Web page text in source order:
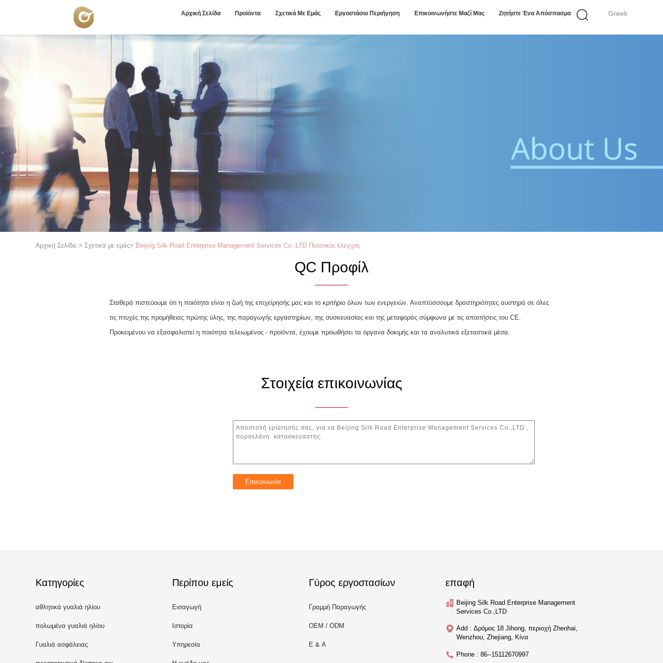
Greek
Αρχική Σελίδα Προϊόντα Σχετικά Με Εμάς Εργοστάσιο Περιήγηση Επικοινωνήστε Μαζί Μας Ζητήστε Ένα Απόσπασμα
Αρχική Σελίδα > Σχετικά με εμάς> Beijing Silk Road Enterprise Management Services Co.,LTD Ποιοτικός έλεγχος
QC Προφίλ
Σταθερά πιστεύουμε ότι η ποιότητα είναι η ζωή της επιχείρησής μας και το κριτήριο όλων των ενεργειών. Αναπτύσσουμε δραστηριότητες αυστηρά σε όλες
τις πτυχές της προμήθειας πρώτης ύλης, της παραγωγής εργαστηρίων, της συσκευασίας και της μεταφοράς σύμφωνα με τις απαιτήσεις του CE.
Προκειμένου να εξασφαλιστεί η ποιότητα τελειωμένος - προϊόντα, έχουμε προωθήσει τα όργανα δοκιμής και τα αναλυτικά εξεταστικά μέσα.
Στοιχεία επικοινωνίας
Κατηγορίες
αθλητικά γυαλιά ηλίου
πολωμένα γυαλιά ηλίου
Γυαλιά ασφάλειας
Περίπου εμείς
Εισαγωγή
Ιστορία
Υπηρεσία
Γύρος εργοστασίων
Γραμμή Παραγωγής
OEM / ODM
Ε & Α
επαφή
Beijing Silk Road Enterprise Management
Services Co.,LTD
Add : Δρόμος 18 Jihong, περιοχή Zhenhai,
Wenzhou, Zhejiang, Κίνα
Phone : 86--15112670997